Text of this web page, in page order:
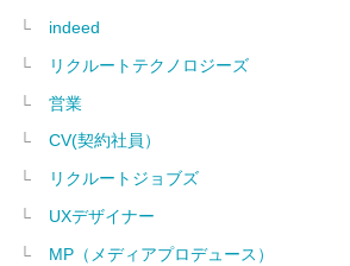
indeed
リクルートテクノロジーズ
営業
CV(契約社員）
リクルートジョブズ
UXデザイナー
MP（メディアプロデュース）